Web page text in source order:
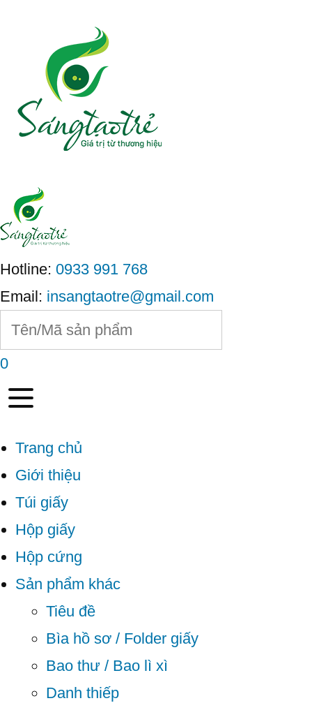
Hotline: 0933 991 768
Email: insangtaotre@gmail.com
0
Trang chủ
Giới thiệu
Túi giấy
Hộp giấy
Hộp cứng
Sản phẩm khác
Tiêu đề
Bìa hồ sơ / Folder giấy
Bao thư / Bao lì xì
Danh thiếp